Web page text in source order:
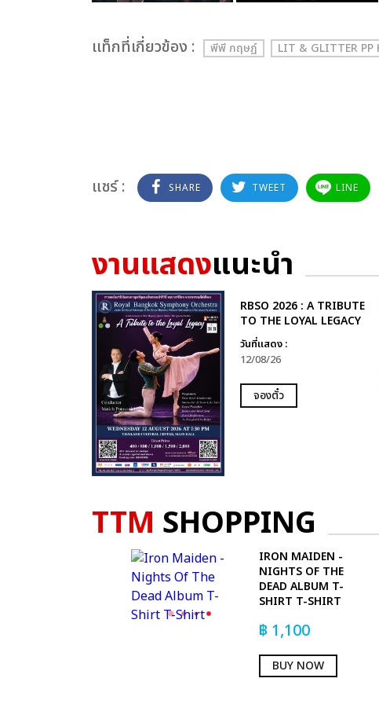
เเท็กที่เกี่ยวข้อง : พีพี กฤษฏ์ LIT & GLITTER PP
แชร์ : SHARE TWEET LINE
งานแสดงแนะนำ
RBSO 2026 : A TRIBUTE
TO THE LOYAL LEGACY
วันที่แสดง :
12/08/26
จองตั๋ว
TTM SHOPPING
IRON MAIDEN -
NIGHTS OF THE
DEAD ALBUM T-
SHIRT T-SHIRT
฿ 1,100
BUY NOW